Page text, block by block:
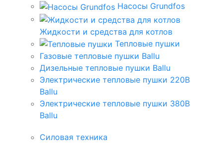
Насосы Grundfos
Жидкости и средства для котлов
Тепловые пушки
Газовые тепловые пушки Ballu
Дизельные тепловые пушки Ballu
Электрические тепловые пушки 220В
Ballu
Электрические тепловые пушки 380В
Ballu
Силовая техника